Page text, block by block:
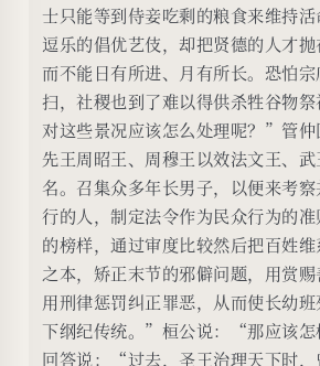
士只能等到侍妾吃剩的粮食来维持
逗乐的倡优艺伎，却把贤德的人才
而不能日有所进、月有所长。恐怕
扫，社稷也到了难以得供杀牲谷物
对这些景况应该怎么处理呢？”管
先王周昭王、周穆王以效法文王、
名。召集众多年长男子，以便来考
行的人，制定法令作为民众行为的
的榜样，通过审度比较然后把百姓
之本，矫正末节的邪僻问题，用赏赐
用刑律惩罚纠正罪恶，从而使长幼
下纲纪传统。”桓公说：“那应该
回答说：“过去，圣王治理天下时